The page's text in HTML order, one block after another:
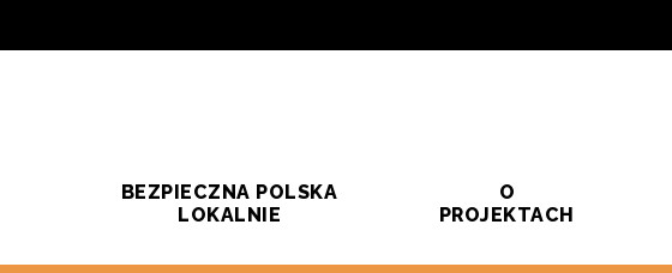
BEZPIECZNA POLSKA
LOKALNIE
O
PROJEKTACH